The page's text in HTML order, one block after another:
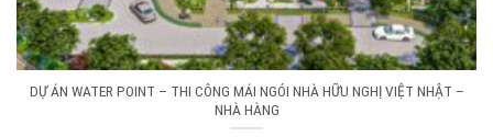
DỰ ÁN WATER POINT – THI CÔNG MÁI NGÓI NHÀ HỮU NGHỊ VIỆT NHẬT –
NHÀ HÀNG